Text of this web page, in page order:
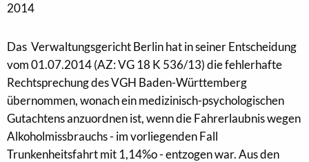
2014
Das Verwaltungsgericht Berlin hat in seiner Entscheidung
vom 01.07.2014 (AZ: VG 18 K 536/13) die fehlerhafte
Rechtsprechung des VGH Baden-Württemberg
übernommen, wonach ein medizinisch-psychologischen
Gutachtens anzuordnen ist, wenn die Fahrerlaubnis wegen
Alkoholmissbrauchs - im vorliegenden Fall
Trunkenheitsfahrt mit 1,14%o - entzogen war. Aus den